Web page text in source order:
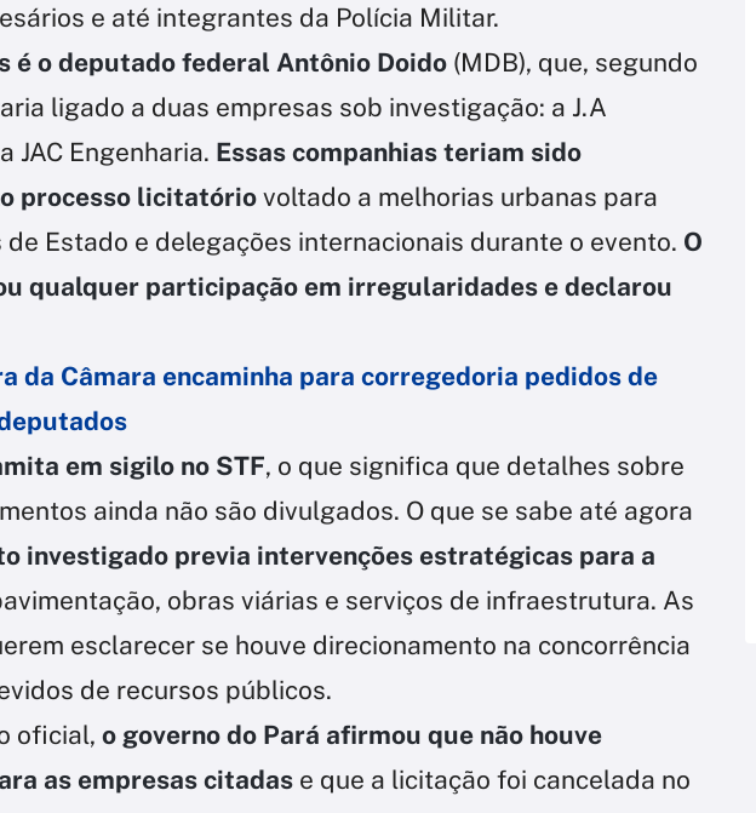
e até integrantes da Polícia Militar.
é o deputado federal Antônio Doido (MDB), que, segundo
ligado a duas empresas sob investigação: a J.A
JAC Engenharia. Essas companhias teriam sido
processo licitatório voltado a melhorias urbanas para
Estado e delegações internacionais durante o evento. O
qualquer participação em irregularidades e declarou
da Câmara encaminha para corregedoria pedidos de
em sigilo no STF, o que significa que detalhes sobre
ainda não são divulgados. O que se sabe até agora
investigado previa intervenções estratégicas para a
obras viárias e serviços de infraestrutura. As
esclarecer se houve direcionamento na concorrência
de recursos públicos.
oficial, o governo do Pará afirmou que não houve
as empresas citadas e que a licitação foi cancelada no